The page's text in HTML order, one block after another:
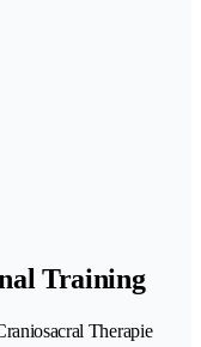
Training
Therapie